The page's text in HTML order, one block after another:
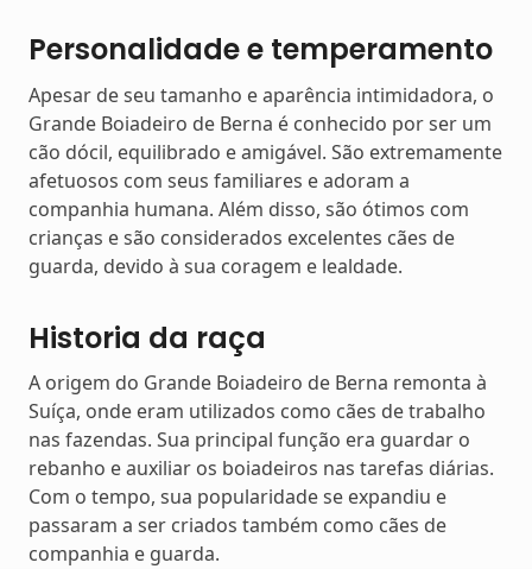
Personalidade e temperamento
Apesar de seu tamanho e aparência intimidadora, o
Grande Boiadeiro de Berna é conhecido por ser um
cão dócil, equilibrado e amigável. São extremamente
afetuosos com seus familiares e adoram a
companhia humana. Além disso, são ótimos com
crianças e são considerados excelentes cães de
guarda, devido à sua coragem e lealdade.
Historia da raça
A origem do Grande Boiadeiro de Berna remonta à
Suíça, onde eram utilizados como cães de trabalho
nas fazendas. Sua principal função era guardar o
rebanho e auxiliar os boiadeiros nas tarefas diárias.
Com o tempo, sua popularidade se expandiu e
passaram a ser criados também como cães de
companhia e guarda.